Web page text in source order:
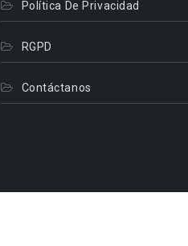
Política De Privacidad
RGPD
Contáctanos